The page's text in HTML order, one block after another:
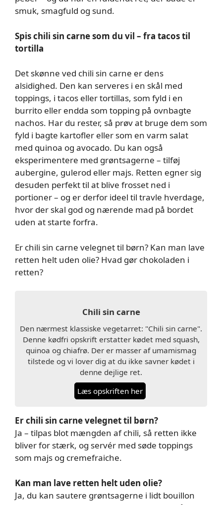
smuk, smagfuld og sund.
Spis chili sin carne som du vil – fra tacos til
tortilla
Det skønne ved chili sin carne er dens
alsidighed. Den kan serveres i en skål med
toppings, i tacos eller tortillas, som fyld i en
burrito eller endda som topping på ovnbagte
nachos. Har du rester, så prøv at bruge dem som
fyld i bagte kartofler eller som en varm salat
med quinoa og avocado. Du kan også
eksperimentere med grøntsagerne – tilføj
aubergine, gulerod eller majs. Retten egner sig
desuden perfekt til at blive frosset ned i
portioner – og er derfor ideel til travle hverdage,
hvor der skal god og nærende mad på bordet
uden at starte forfra.
Er chili sin carne velegnet til børn? Kan man lave
retten helt uden olie? Hvad gør chokoladen i
retten?
Chili sin carne
Den nærmest klassiske vegetarret: "Chili sin carne".
Denne kødfri opskrift erstatter kødet med squash,
quinoa og chiafrø. Der er masser af umamismag
tilstede og vi lover dig at du ikke savner kødet i
denne dejlige ret.
Læs opskriften her
Er chili sin carne velegnet til børn?
Ja – tilpas blot mængden af chili, så retten ikke
bliver for stærk, og servér med søde toppings
som majs og cremefraiche.
Kan man lave retten helt uden olie?
Ja, du kan sautere grøntsagerne i lidt bouillon